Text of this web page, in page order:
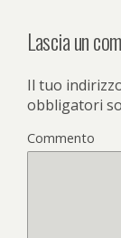
Lascia un
Il tuo
obbligatori
Commento